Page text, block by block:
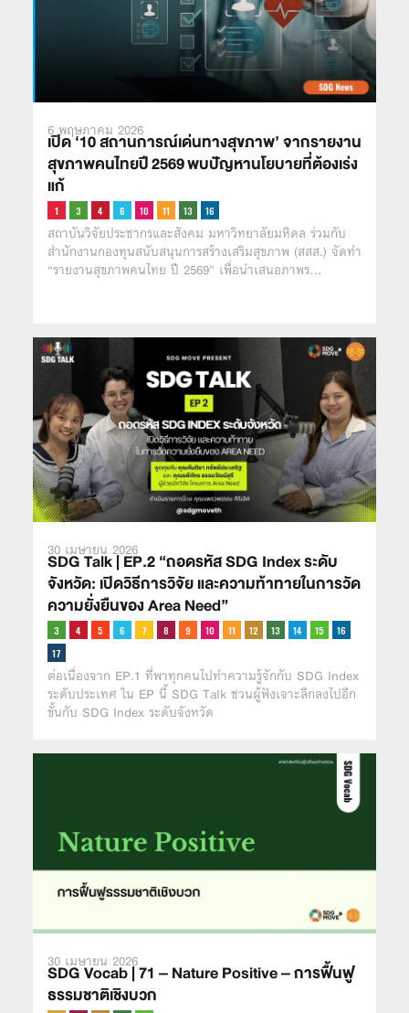
6 พฤษภาคม 2026
เปิด ‘10 สถานการณ์เด่นทางสุขภาพ’ จากรายงาน
สุขภาพคนไทยปี 2569 พบปัญหานโยบายที่ต้องเร่ง
แก้
สถาบันวิจัยประชากรและสังคม มหาวิทยาลัยมหิดล ร่วมกับ
สำนักงานกองทุนสนับสนุนการสร้างเสริมสุขภาพ (สสส.) จัดทำ
“รายงานสุขภาพคนไทย ปี 2569” เพื่อนำเสนอภาพร…
30 เมษายน 2026
SDG Talk | EP.2 “ถอดรหัส SDG Index ระดับ
จังหวัด: เปิดวิธีการวิจัย และความท้าทายในการวัด
ความยั่งยืนของ Area Need”
ต่อเนื่องจาก EP.1 ที่พาทุกคนไปทำความรู้จักกับ SDG Index
ระดับประเทศ ใน EP นี้ SDG Talk ชวนผู้ฟังเจาะลึกลงไปอีก
ขั้นกับ SDG Index ระดับจังหวัด
30 เมษายน 2026
SDG Vocab | 71 – Nature Positive – การฟื้นฟู
ธรรมชาติเชิงบวก